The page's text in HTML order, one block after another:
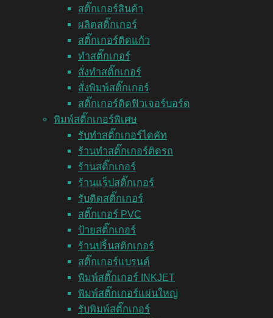
สติ๊กเกอร์สินค้า
ผลิตสติ๊กเกอร์
สติ๊กเกอร์ติดแก้ว
ทำสติ๊กเกอร์
สั่งทำสติ๊กเกอร์
สั่งพิมพ์สติ๊กเกอร์
สติ๊กเกอร์ติดฟิวเจอร์บอร์ด
พิมพ์สติ๊กเกอร์พิเศษ
รับทำสติ๊กเกอร์ไดคัท
ร้านทำสติ๊กเกอร์ติดรถ
ร้านสติ๊กเกอร์
ร้านแร็ปสติ๊กเกอร์
รับติดสติ๊กเกอร์
สติ๊กเกอร์ PVC
ป้ายสติ๊กเกอร์
ร้านปริ้นสติกเกอร์
สติ๊กเกอร์แบรนด์
พิมพ์สติ๊กเกอร์ INKJET
พิมพ์สติ๊กเกอร์แผ่นใหญ่
รับพิมพ์สติ๊กเกอร์